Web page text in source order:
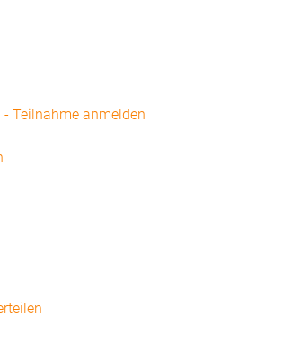
Teilnahme anmelden